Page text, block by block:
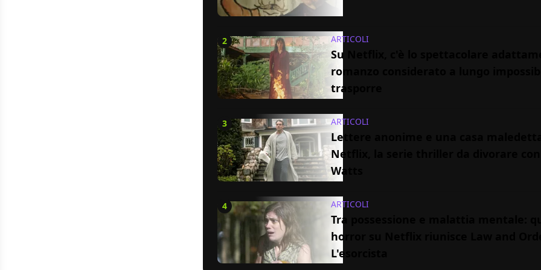
2 ARTICOLI
Su Netflix, c'è lo spettacolare
romanzo considerato a lungo
trasporre
3 ARTICOLI
Lettere anonime e una casa
Netflix, la serie thriller da divorare con
Watts
4 ARTICOLI
Tra possessione e malattia mentale:
horror su Netflix riunisce Law and
L'esorcista